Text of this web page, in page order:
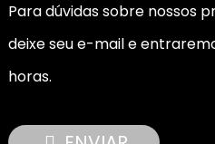
Para dúvidas sobre nossos
deixe seu e-mail e
horas.